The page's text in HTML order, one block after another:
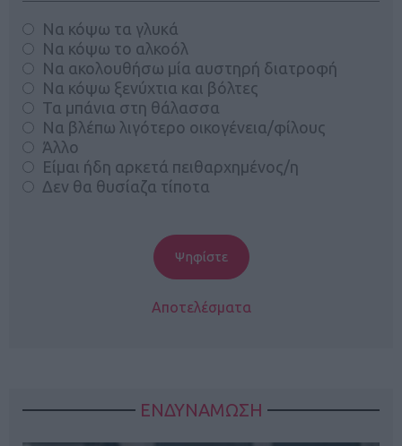
Να κόψω τα γλυκά
Να κόψω το αλκοόλ
Να ακολουθήσω μία αυστηρή διατροφή
Να κόψω ξενύχτια και βόλτες
Τα μπάνια στη θάλασσα
Να βλέπω λιγότερο οικογένεια/φίλους
Άλλο
Είμαι ήδη αρκετά πειθαρχημένος/η
Δεν θα θυσίαζα τίποτα
Αποτελέσματα
ΕΝΔΥΝΑΜΩΣΗ